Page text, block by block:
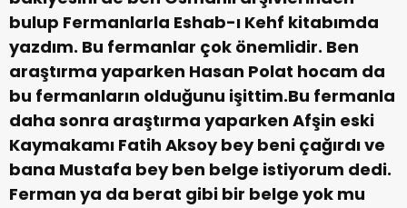
bulup Fermanlarla Eshab-ı Kehf kitabımda
yazdım. Bu fermanlar çok önemlidir. Ben
araştırma yaparken Hasan Polat hocam da
bu fermanların olduğunu işittim.Bu fermanla
daha sonra araştırma yaparken Afşin eski
Kaymakamı Fatih Aksoy bey beni çağırdı ve
bana Mustafa bey ben belge istiyorum dedi.
Ferman ya da berat gibi bir belge yok mu